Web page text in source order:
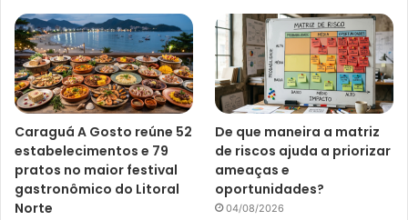
Caraguá A Gosto reúne 52
estabelecimentos e 79
pratos no maior festival
gastronômico do Litoral
Norte
De que maneira a matriz
de riscos ajuda a priorizar
ameaças e
oportunidades?
04/08/2026